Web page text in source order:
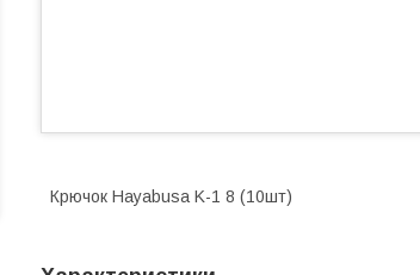
Крючок Hayabusa K-1 8 (10шт)